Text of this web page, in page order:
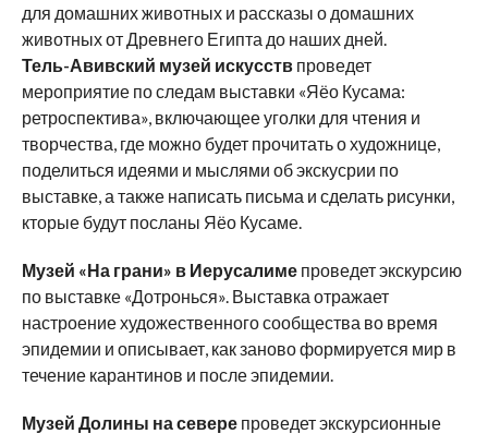
для домашних животных и рассказы о домашних
животных от Древнего Египта до наших дней.
Тель-Авивский музей искусствпроведет
мероприятие по следам выставки «Яёо Кусама:
ретроспектива», включающее уголки для чтения и
творчества, где можно будет прочитать о художнице,
поделиться идеями и мыслями об экскусрии по
выставке, а также написать письма и сделать рисунки,
кторые будут посланы Яёо Кусаме.
Музей «На грани» в Иерусалимепроведет экскурсию
по выставке «Дотронься». Выставка отражает
настроение художественного сообщества во время
эпидемии и описывает, как заново формируется мир в
течение карантинов и после эпидемии.
Музей Долины на севере проведет экскурсионные